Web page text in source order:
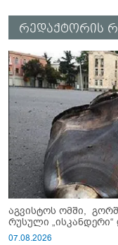
რედაქტორის
აგვისტოს ომში,
რუსული
07.08.2026